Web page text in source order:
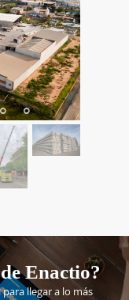
Enactio?
llegar a lo más